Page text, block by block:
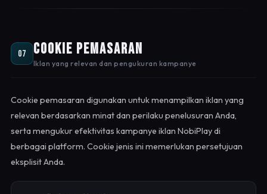
07 Cookie Pemasaran
Iklan yang relevan dan pengukuran kampanye
Cookie pemasaran digunakan untuk menampilkan iklan yang
relevan berdasarkan minat dan perilaku penelusuran Anda,
serta mengukur efektivitas kampanye iklan NobiPlay di
berbagai platform. Cookie jenis ini memerlukan persetujuan
eksplisit Anda.